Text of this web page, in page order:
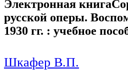
Электронная книга
русской оперы.
1930 гг. : учебное
Шкафер В.П.